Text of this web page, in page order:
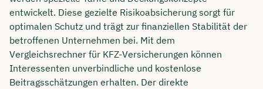
entwickelt. Diese gezielte Risikoabsicherung sorgt für
optimalen Schutz und trägt zur finanziellen Stabilität der
betroffenen Unternehmen bei. Mit dem
Vergleichsrechner für KFZ-Versicherungen können
Interessenten unverbindliche und kostenlose
Beitragsschätzungen erhalten. Der direkte